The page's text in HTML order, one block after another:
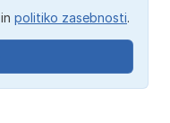
in politiko zasebnosti.